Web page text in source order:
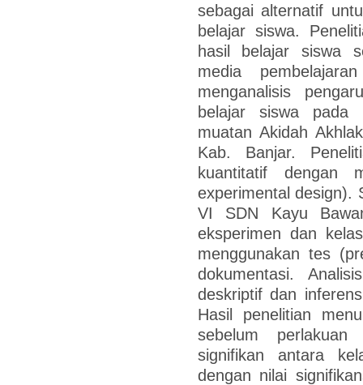
sebagai alternatif
belajar siswa.
hasil belajar siswa
media
menganalisis
belajar siswa pada
muatan Akidah
Kab. Banjar.
kuantitatif dengan
experimental design).
VI SDN Kayu
eksperimen dan
menggunakan tes
dokumentasi.
deskriptif dan
Hasil penelitian
sebelum
signifikan antara
dengan nilai